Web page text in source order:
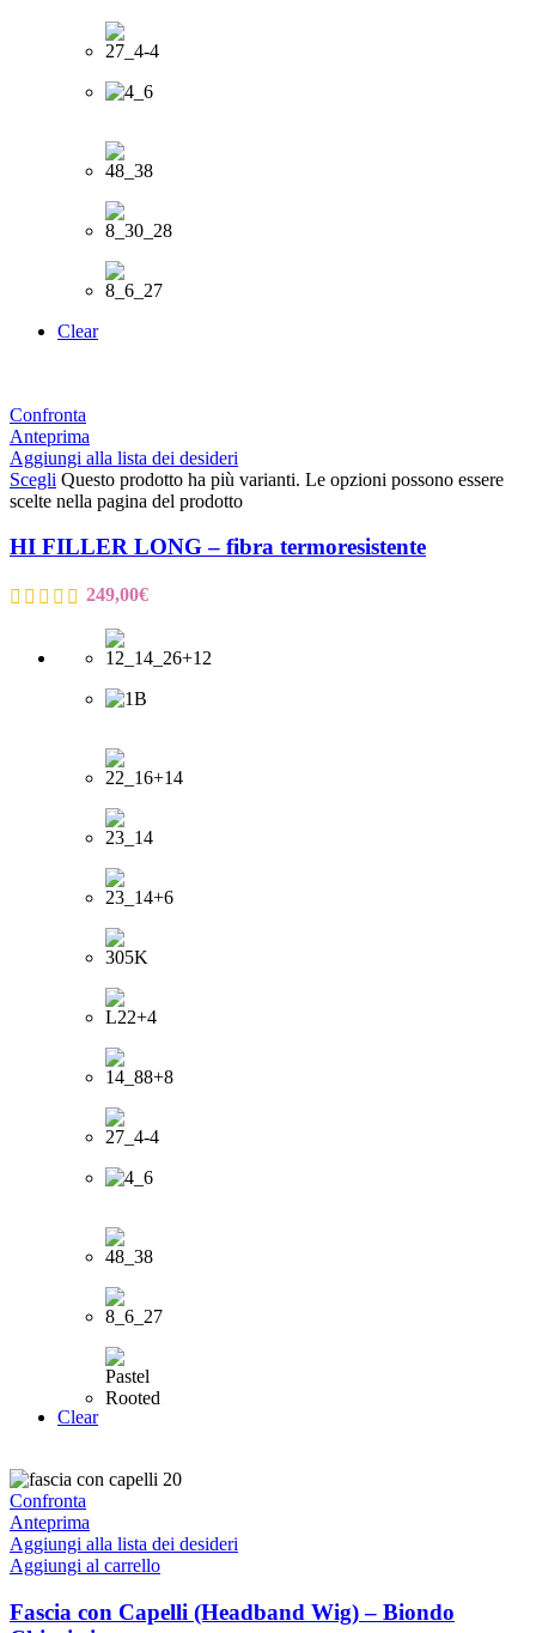
Clear
Confronta
Anteprima
Aggiungi alla lista dei desideri
Scegli Questo prodotto ha più varianti. Le opzioni possono essere
scelte nella pagina del prodotto
HI FILLER LONG – fibra termoresistente
249,00€
Clear
Confronta
Anteprima
Aggiungi alla lista dei desideri
Aggiungi al carrello
Fascia con Capelli (Headband Wig) – Biondo